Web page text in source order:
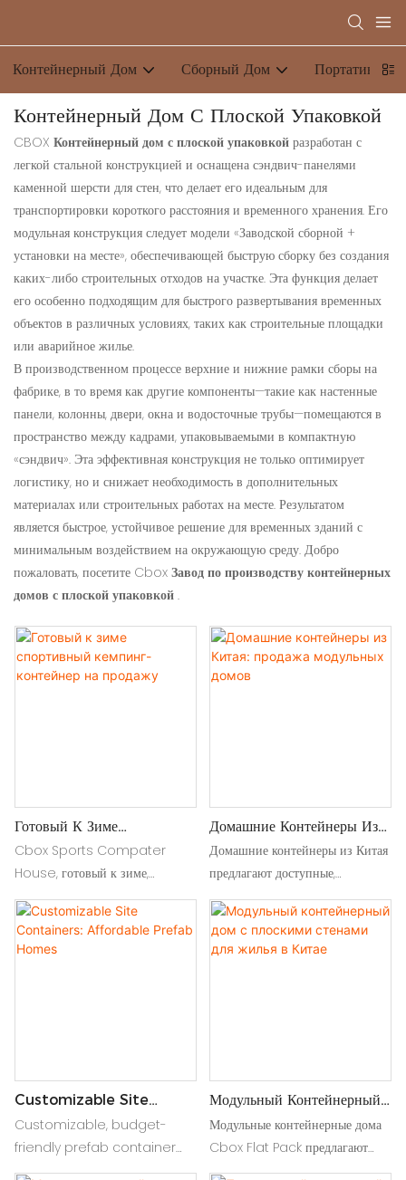
Контейнерный Дом Сборный Дом Портативный
Контейнерный Дом С Плоской Упаковкой
CBOX Контейнерный дом с плоской упаковкой разработан с
легкой стальной конструкцией и оснащена сэндвич-панелями
каменной шерсти для стен, что делает его идеальным для
транспортировки короткого расстояния и временного хранения. Его
модульная конструкция следует модели «Заводской сборной +
установки на месте», обеспечивающей быструю сборку без создания
каких-либо строительных отходов на участке. Эта функция делает
его особенно подходящим для быстрого развертывания временных
объектов в различных условиях, таких как строительные площадки
или аварийное жилье.
В производственном процессе верхние и нижние рамки сборы на
фабрике, в то время как другие компоненты—такие как настенные
панели, колонны, двери, окна и водосточные трубы—помещаются в
пространство между кадрами, упаковываемыми в компактную
«сэндвич». Эта эффективная конструкция не только оптимирует
логистику, но и снижает необходимость в дополнительных
материалах или строительных работах на месте. Результатом
является быстрое, устойчивое решение для временных зданий с
минимальным воздействием на окружающую среду. Добро
пожаловать, посетите Cbox Завод по производству контейнерных
домов с плоской упаковкой .
Готовый К Зиме
Спортивный Кемпинг-
Контейнер На Продажу
Cbox Sports Compater
House, готовый к зиме,
предлагает прочный, снежный
укрытие, идеально подходит для
низкотемпературного
Домашние Контейнеры Из
Китая: Продажа Модульных
Домов
Домашние контейнеры из Китая
предлагают доступные,
долговечные и модульные
жилищные решения-идеальные
для рабочих общежитий,
Customizable Site
Containers: Affordable
Prefab Homes
Customizable, budget-
friendly prefab container
homes for quick-install
Модульный Контейнерный
Дом С Плоскими Стенами
Для Жилья В Китае
Модульные контейнерные дома
Cbox Flat Pack предлагают
быстровозводимые, мобильные и